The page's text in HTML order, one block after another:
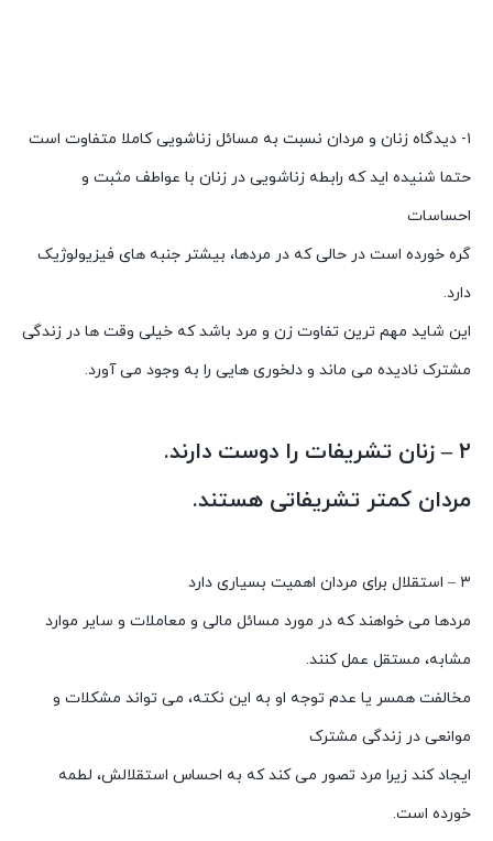
۱- دیدگاه زنان و مردان نسبت به مسائل زناشویی کاملا متفاوت است
حتما شنیده اید که رابطه زناشویی در زنان با عواطف مثبت و
احساسات
گره خورده است در حالی که در مردها، بیشتر جنبه های فیزیولوژیک
دارد.
این شاید مهم ترین تفاوت زن و مرد باشد که خیلی وقت ها در زندگی
مشترک نادیده می ماند و دلخوری هایی را به وجود می آورد.
۲ – زنان تشریفات را دوست دارند.
مردان کمتر تشریفاتی هستند.
۳ – استقلال برای مردان اهمیت بسیاری دارد
مردها می خواهند که در مورد مسائل مالی و معاملات و سایر موارد
مشابه، مستقل عمل کنند.
مخالفت همسر یا عدم توجه او به این نکته، می تواند مشکلات و
موانعی در زندگی مشترک
ایجاد کند زیرا مرد تصور می کند که به احساس استقلالش، لطمه
خورده است.